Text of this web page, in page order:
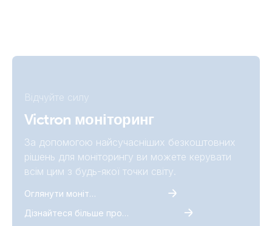
Відчуйте силу
Victron моніторинг
За допомогою найсучасніших безкоштовних
рішень для моніторингу ви можете керувати
всім цим з будь-якої точки світу.
Оглянути моніторинг
Дізнайтеся більше про VictronConnect